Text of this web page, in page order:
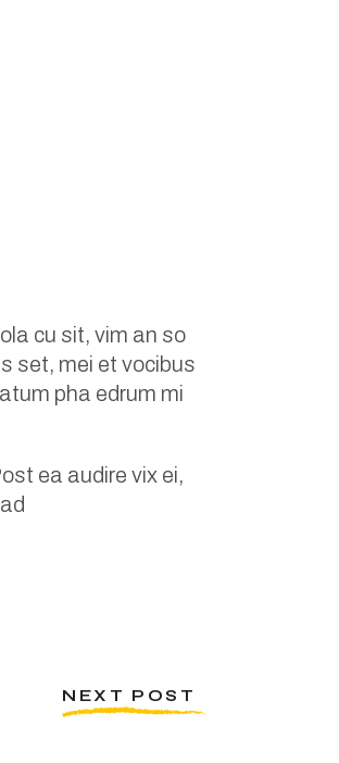
cu sit, vim an so
set, mei et vocibus
pha edrum mi
ea audire vix ei,
NEXT POST